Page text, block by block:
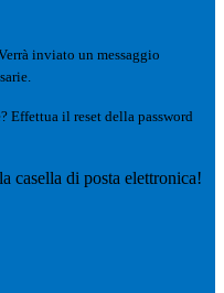
inviato un messaggio
Effettua il reset della password
casella di posta elettronica!